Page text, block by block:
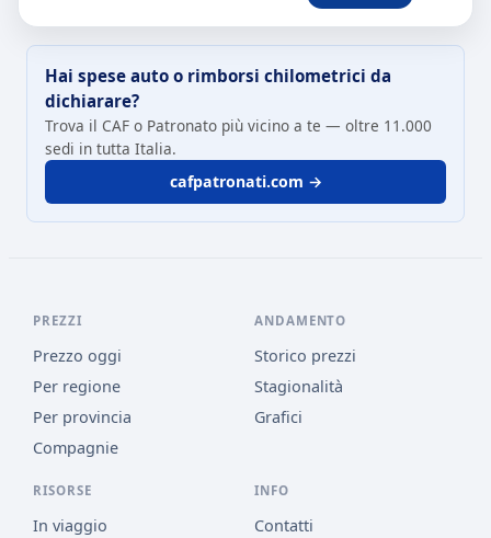
Hai spese auto o rimborsi chilometrici da
dichiarare?
Trova il CAF o Patronato più vicino a te — oltre 11.000
sedi in tutta Italia.
cafpatronati.com →
PREZZI
Prezzo oggi
Per regione
Per provincia
Compagnie
ANDAMENTO
Storico prezzi
Stagionalità
Grafici
RISORSE
In viaggio
INFO
Contatti